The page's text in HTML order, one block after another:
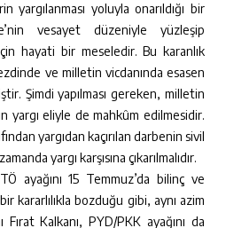
yargılanması yoluyla onarıldığı bir
vesayet düzeniyle yüzleşip
hayati bir meseledir. Bu karanlık
ve milletin vicdanında esasen
Şimdi yapılması gereken, milletin
yargı eliyle de mahkûm edilmesidir.
yargıdan kaçırılan darbenin sivil
yargı karşısına çıkarılmalıdır.
ayağını 15 Temmuz’da bilinç ve
kararlılıkla bozduğu gibi, aynı azim
Fırat Kalkanı, PYD/PKK ayağını da